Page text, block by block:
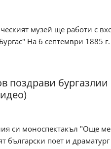
музей ще работи с
На 6 септември 1885
поздрави
си моноспектакъл "Още
български поет и